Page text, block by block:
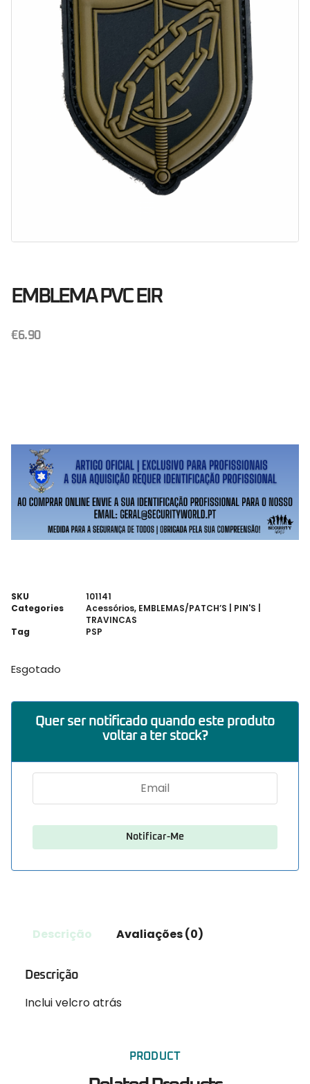
EMBLEMA PVC EIR
€6.90
SKU
101141
Categories
Acessórios, EMBLEMAS/PATCH’S | PIN'S |
TRAVINCAS
Tag
PSP
Esgotado
Quer ser notificado quando este produto
voltar a ter stock?
Descrição Avaliações (0)
Descrição
Inclui velcro atrás
PRODUCT